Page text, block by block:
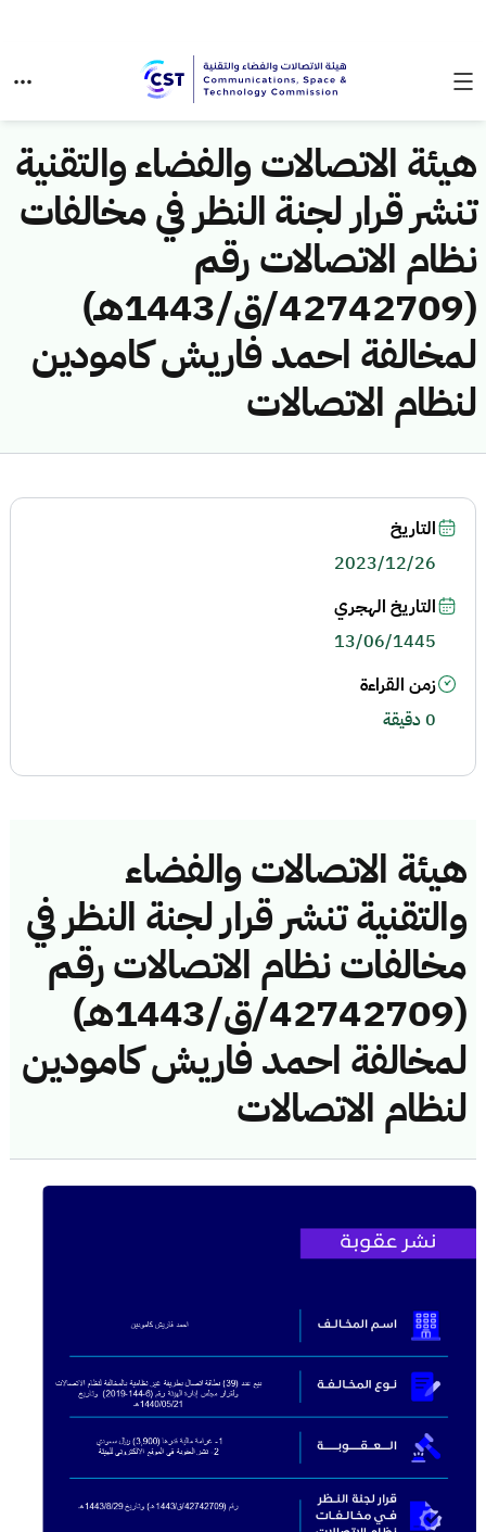
هيئة الاتصالات والفضاء والتقنية
تنشر قرار لجنة النظر في مخالفات
نظام الاتصالات رقم
(42742709/ق/1443هـ)
لمخالفة احمد فاريش كامودين
لنظام الاتصالات
هيئة الاتصالات والفضاء
والتقنية تنشر قرار لجنة النظر في
مخالفات نظام الاتصالات رقم
(42742709/ق/1443هـ)
لمخالفة احمد فاريش كامودين
لنظام الاتصالات
التاريخ
2023/12/26
التاريخ الهجري
13/06/1445
زمن القراءة
0 دقيقة